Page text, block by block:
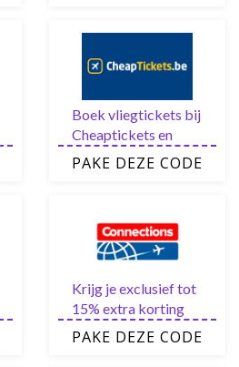
Boek vliegtickets bij
Cheaptickets en
krijg tot €100
korting
PAKE DEZE CODE
Krijg je exclusief tot
15% extra korting
op je motorhome en
5% extra korting op
PAKE DEZE CODE